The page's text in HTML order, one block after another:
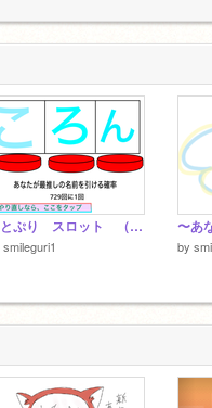
すとぷり スロット （りみ）
smileguri1 by